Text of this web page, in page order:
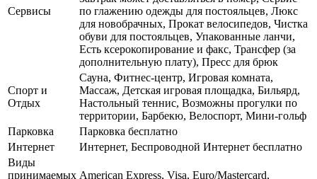
Сервисы
по глажению одежды для постояльцев, Люкс
для новобрачных, Прокат велосипедов, Чистка
обуви для постояльцев, Упакованные ланчи,
Есть ксерокопирование и факс, Трансфер (за
дополнительную плату), Пресс для брюк
Спорт и
Отдых
Сауна, Фитнес-центр, Игровая комната,
Массаж, Детская игровая площадка, Бильярд,
Настольный теннис, Возможны прогулки по
территории, Барбекю, Велоспорт, Мини-гольф
Парковка
Парковка бесплатно
Интернет
Интернет, Беспроводной Интернет бесплатно
Виды
принимаемых American Express, Visa, Euro/Mastercard,